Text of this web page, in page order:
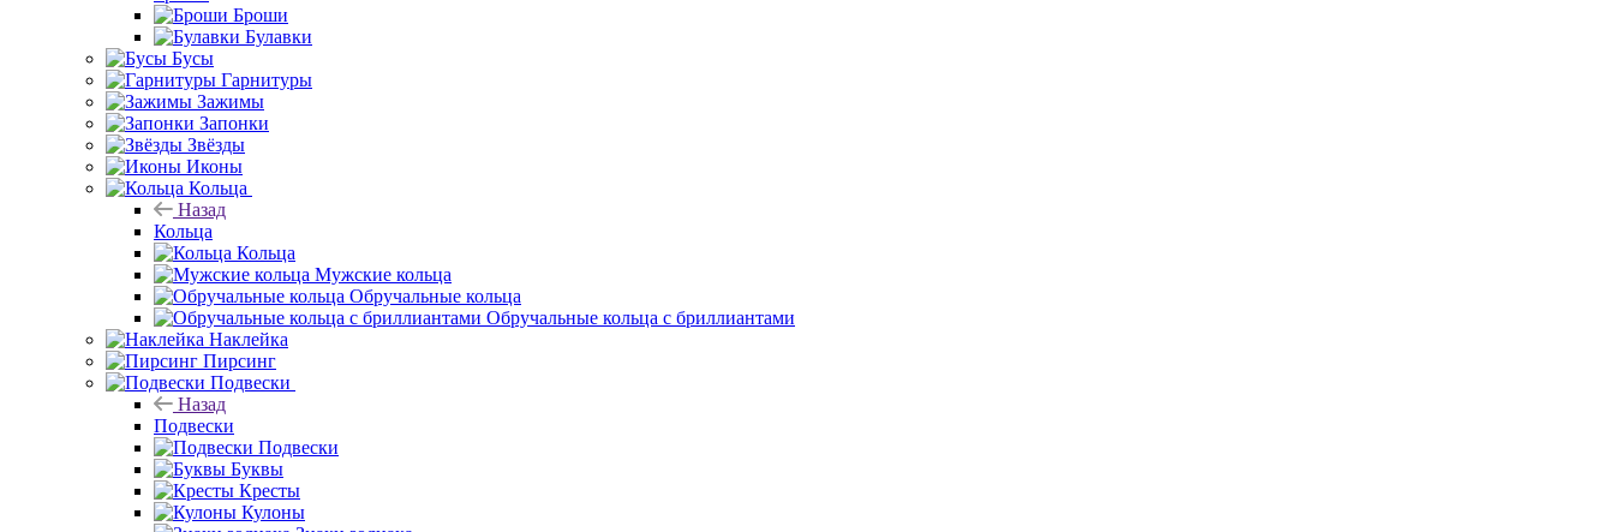
Броши
Булавки
Бусы
Гарнитуры
Зажимы
Запонки
Звёзды
Иконы
Кольца
Назад
Кольца
Кольца
Мужские кольца
Обручальные кольца
Обручальные кольца с бриллиантами
Наклейка
Пирсинг
Подвески
Назад
Подвески
Подвески
Буквы
Кресты
Кулоны